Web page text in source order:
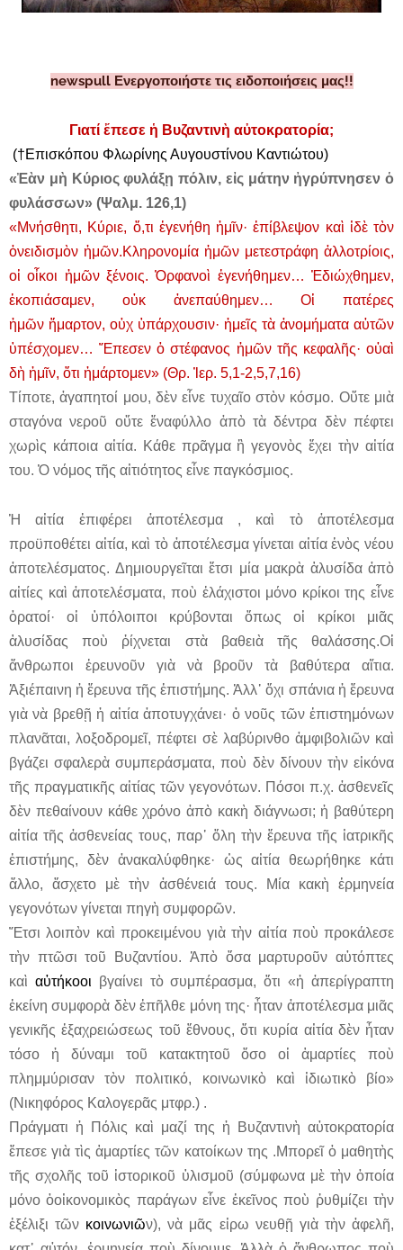
newspull Ενεργοποιήστε τις ειδοποιήσεις μας!!
Γιατί ἔπεσε ἡ Βυζαντινὴ αὐτοκρατορία;
(†Επισκόπου Φλωρίνης Αυγουστίνου Καντιώτου)
«Ἐὰν μὴ Κύριος φυλάξῃ πόλιν, εἰς μάτην ἠγρύπνησεν ὁ
φυλάσσων» (Ψαλμ. 126,1)
«Μνήσθητι, Κύριε, ὅ,τι ἐγενήθη ἡμῖν· ἐπίβλεψον καὶ ἰδὲ τὸν
ὀνειδισμὸν ἡμῶν.Κληρονομία ἡμῶν μετεστράφη ἀλλοτρίοις,
οἱ οἶκοι ἡμῶν ξένοις. Ὀρφανοὶ ἐγενήθημεν… Ἐδιώχθημεν,
ἐκοπιάσαμεν, οὐκ ἀνεπαύθημεν… Οἱ πατέρες
ἡμῶν ἥμαρτον, οὐχ ὑπάρχουσιν· ἡμεῖς τὰ ἀνομήματα αὐτῶν
ὑπέσχομεν… Ἔπεσεν ὁ στέφανος ἡμῶν τῆς κεφαλῆς· οὐαὶ
δὴ ἡμῖν, ὅτι ἡμάρτομεν» (Θρ. Ἰερ. 5,1-2,5,7,16)
Τίποτε, ἀγαπητοί μου, δὲν εἶνε τυχαῖο στὸν κόσμο. Οὔτε μιὰ
σταγόνα νεροῦ οὔτε ἕναφύλλο ἀπὸ τὰ δέντρα δὲν πέφτει
χωρὶς κάποια αἰτία. Κάθε πρᾶγμα ἢ γεγονὸς ἔχει τὴν αἰτία
του. Ὁ νόμος τῆς αἰτιότητος εἶνε παγκόσμιος.
Ἡ αἰτία ἐπιφέρει ἀποτέλεσμα , καὶ τὸ ἀποτέλεσμα
προϋποθέτει αἰτία, καὶ τὸ ἀποτέλεσμα γίνεται αἰτία ἑνὸς νέου
ἀποτελέσματος. Δημιουργεῖται ἔτσι μία μακρὰ ἁλυσίδα ἀπὸ
αἰτίες καὶ ἀποτελέσματα, ποὺ ἐλάχιστοι μόνο κρίκοι της εἶνε
ὁρατοί· οἱ ὑπόλοιποι κρύβονται ὅπως οἱ κρίκοι μιᾶς
ἁλυσίδας ποὺ ῥίχνεται στὰ βαθειὰ τῆς θαλάσσης.Οἱ
ἄνθρωποι ἐρευνοῦν γιὰ νὰ βροῦν τὰ βαθύτερα αἴτια.
Ἀξιέπαινη ἡ ἔρευνα τῆς ἐπιστήμης. Ἀλλ᾿ ὄχι σπάνια ἡ ἔρευνα
γιὰ νὰ βρεθῇ ἡ αἰτία ἀποτυγχάνει· ὁ νοῦς τῶν ἐπιστημόνων
πλανᾶται, λοξοδρομεῖ, πέφτει σὲ λαβύρινθο ἀμφιβολιῶν καὶ
βγάζει σφαλερὰ συμπεράσματα, ποὺ δὲν δίνουν τὴν εἰκόνα
τῆς πραγματικῆς αἰτίας τῶν γεγονότων. Πόσοι π.χ. ἀσθενεῖς
δὲν πεθαίνουν κάθε χρόνο ἀπὸ κακὴ διάγνωσι; ἡ βαθύτερη
αἰτία τῆς ἀσθενείας τους, παρ᾿ ὅλη τὴν ἔρευνα τῆς ἰατρικῆς
ἐπιστήμης, δὲν ἀνακαλύφθηκε· ὡς αἰτία θεωρήθηκε κάτι
ἄλλο, ἄσχετο μὲ τὴν ἀσθένειά τους. Μία κακὴ ἑρμηνεία
γεγονότων γίνεται πηγὴ συμφορῶν.
Ἔτσι λοιπὸν καὶ προκειμένου γιὰ τὴν αἰτία ποὺ προκάλεσε
τὴν πτῶσι τοῦ Βυζαντίου. Ἀπὸ ὅσα μαρτυροῦν αὐτόπτες
καὶ αὐτήκοοι βγαίνει τὸ συμπέρασμα, ὅτι «ἡ ἀπερίγραπτη
ἐκείνη συμφορὰ δὲν ἐπῆλθε μόνη της· ἦταν ἀποτέλεσμα μιᾶς
γενικῆς ἐξαχρειώσεως τοῦ ἔθνους, ὅτι κυρία αἰτία δὲν ἦταν
τόσο ἡ δύναμι τοῦ κατακτητοῦ ὅσο οἱ ἁμαρτίες ποὺ
πλημμύρισαν τὸν πολιτικό, κοινωνικὸ καὶ ἰδιωτικὸ βίο»
(Νικηφόρος Καλογερᾶς μτφρ.) .
Πράγματι ἡ Πόλις καὶ μαζί της ἡ Βυζαντινὴ αὐτοκρατορία
ἔπεσε γιὰ τὶς ἁμαρτίες τῶν κατοίκων της .Μπορεῖ ὁ μαθητὴς
τῆς σχολῆς τοῦ ἱστορικοῦ ὑλισμοῦ (σύμφωνα μὲ τὴν ὁποία
μόνο ὁοἰκονομικὸς παράγων εἶνε ἐκεῖνος ποὺ ῥυθμίζει τὴν
ἐξέλιξι τῶν κοινωνιῶν), νὰ μᾶς εἰρω νευθῇ γιὰ τὴν ἀφελῆ,